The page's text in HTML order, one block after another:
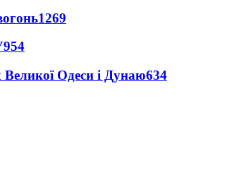
1269
954
Великої Одеси і Дунаю634